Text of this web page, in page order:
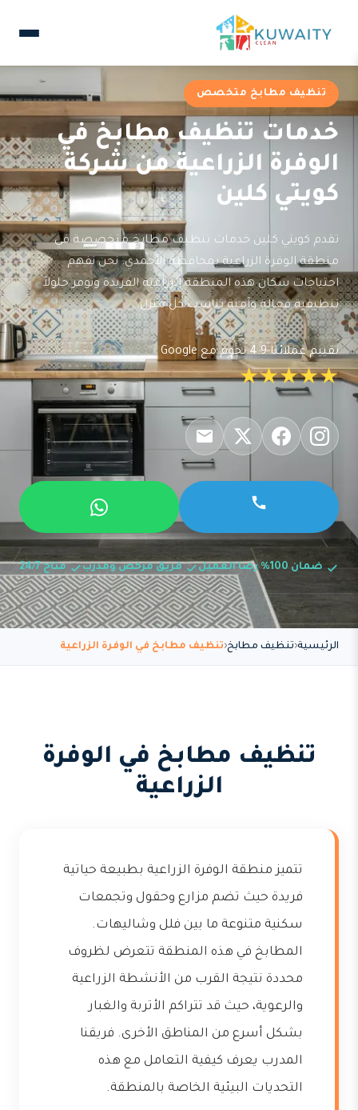
تنظيف مطابخ متخصص
خدمات تنظيف مطابخ في
الوفرة الزراعية من شركة
كويتي كلين
تقدم كويتي كلين خدمات تنظيف مطابخ متخصصة في
منطقة الوفرة الزراعية بمحافظة الأحمدي. نحن نفهم
احتياجات سكان هذه المنطقة الزراعية الفريدة ونوفر حلولاً
تنظيفية فعالة وآمنة تناسب كل منزل.
تقييم عملائنا 4.9 نجوم مع Google
★★★★★
ضمان 100% رضا العميل فريق مرخص ومدرب متاح 24/7
الرئيسية تنظيف مطابخ تنظيف مطابخ في الوفرة الزراعية
تنظيف مطابخ في الوفرة
الزراعية
تتميز منطقة الوفرة الزراعية بطبيعة حياتية
فريدة حيث تضم مزارع وحقول وتجمعات
سكنية متنوعة ما بين فلل وشاليهات.
المطابخ في هذه المنطقة تتعرض لظروف
محددة نتيجة القرب من الأنشطة الزراعية
والرعوية، حيث قد تتراكم الأتربة والغبار
بشكل أسرع من المناطق الأخرى. فريقنا
المدرب يعرف كيفية التعامل مع هذه
التحديات البيئية الخاصة بالمنطقة.